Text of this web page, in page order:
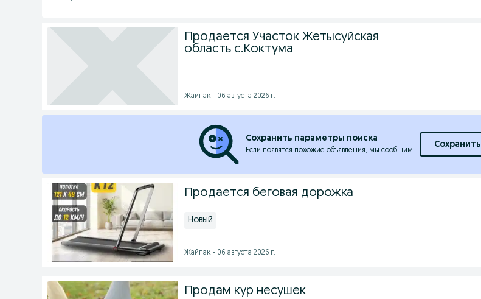
Продается Участок Жетысуйская
область с.Коктума
Жайпак - 06 августа 2026 г.
Сохранить параметры поиска
Если появятся похожие объявления, мы сообщим.
Сохранить
Продается беговая дорожка
Новый
Жайпак - 06 августа 2026 г.
Продам кур несушек